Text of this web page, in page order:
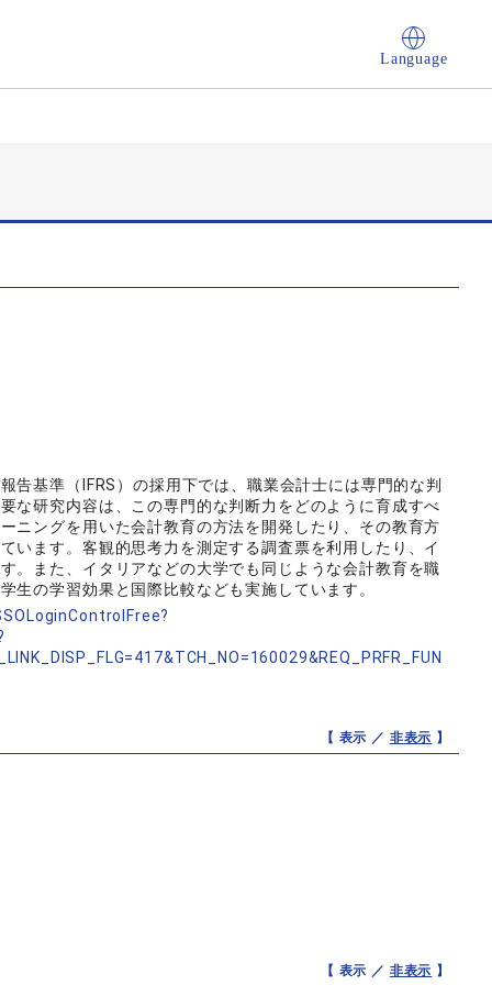
Language
告基準（IFRS）の採用下では、職業会計士には専門的な判
な研究内容は、この専門的な判断力をどのように育成すべ
ニングを用いた会計教育の方法を開発したり、その教育方
います。客観的思考力を測定する調査票を利用したり、イ
。また、イタリアなどの大学でも同じような会計教育を職
生の学習効果と国際比較なども実施しています。
【 表示 ／ 非表示 】
【 表示 ／ 非表示 】